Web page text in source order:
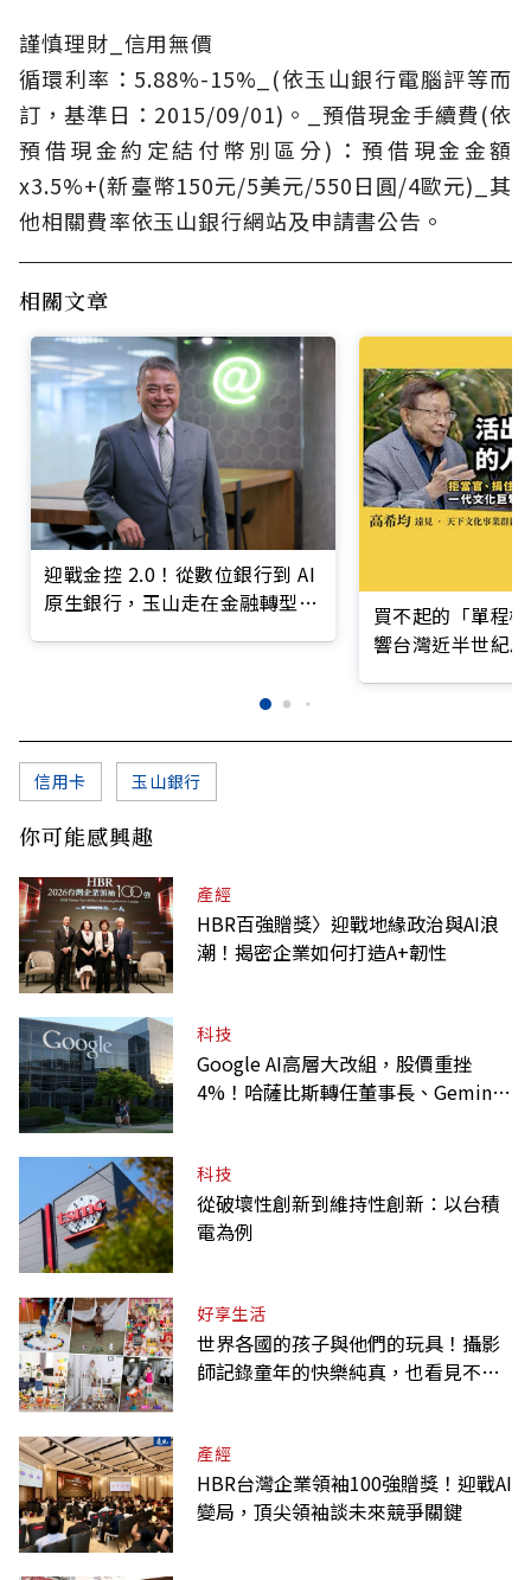
謹慎理財_信用無價
循環利率：5.88%-15%_(依玉山銀行電腦評等而
訂，基準日：2015/09/01)。_預借現金手續費(依
預借現金約定結付幣別區分)：預借現金金額
x3.5%+(新臺幣150元/5美元/550日圓/4歐元)_其
他相關費率依玉山銀行網站及申請書公告。
相關文章
迎戰金控 2.0！從數位銀行到 AI
原生銀行，玉山走在金融轉型最
買不起的「單程
響台灣近半世紀
信用卡 玉山銀行
你可能感興趣
產經
HBR百強贈獎〉迎戰地緣政治與AI浪
潮！揭密企業如何打造A+韌性
科技
Google AI高層大改組，股價重挫
4%！哈薩比斯轉任董事長、Gemini
科技
從破壞性創新到維持性創新：以台積
電為例
好享生活
世界各國的孩子與他們的玩具！攝影
師記錄童年的快樂純真，也看見不同
產經
HBR台灣企業領袖100強贈獎！迎戰AI
變局，頂尖領袖談未來競爭關鍵